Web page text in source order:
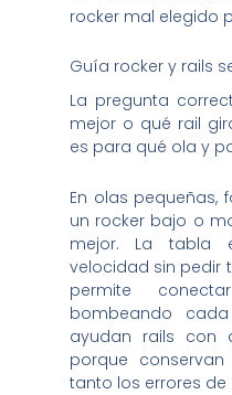
rocker mal elegido
Guía rocker y rails
La pregunta
mejor o qué rail
es para qué ola y
En olas
un rocker bajo o
mejor. La tabla
velocidad sin pedir
permite
bombeando
ayudan rails con
porque
tanto los errores de